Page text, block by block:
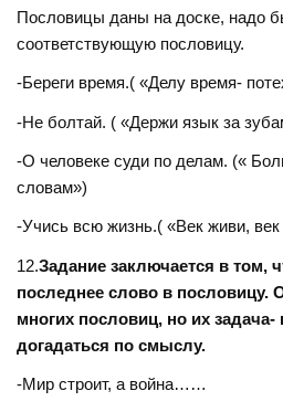
Пословицы даны на доске, надо
соответствующую пословицу.
-Береги время.( «Делу время-
-Не болтай. ( «Держи язык за
-О человеке суди по делам. («
словам»)
-Учись всю жизнь.( «Век живи, век
12.Задание заключается в том,
последнее слово в пословицу.
многих пословиц, но их задача-
догадаться по смыслу.
-Мир строит, а война……